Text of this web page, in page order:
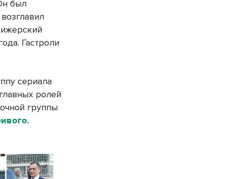
был
Гастроли
сериала
ролей
группы